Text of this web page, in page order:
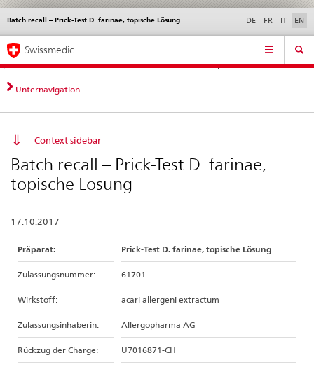
Direct
navigation:
news,
legal
contact
News &
standards
Contact | Support &
Help
Batch recall – Prick-Test D. farinae, topische Lösung
Languages DE FR IT EN
Service
Main
Navigation
Swissmedic
Unternavigation
Context sidebar
Batch recall – Prick-Test D. farinae,
topische Lösung
17.10.2017
Präparat: Prick-Test D. farinae, topische Lösung
Zulassungsnummer: 61701
Wirkstoff: acari allergeni extractum
Zulassungsinhaberin: Allergopharma AG
Rückzug der Charge: U7016871-CH